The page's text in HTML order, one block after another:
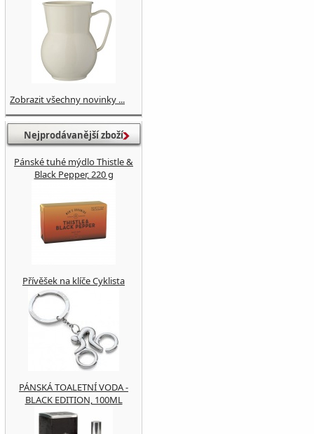
Zobrazit všechny novinky ...
Nejprodávanější zboží
Pánské tuhé mýdlo Thistle &
Black Pepper, 220 g
Přívěšek na klíče Cyklista
PÁNSKÁ TOALETNÍ VODA -
BLACK EDITION, 100ML